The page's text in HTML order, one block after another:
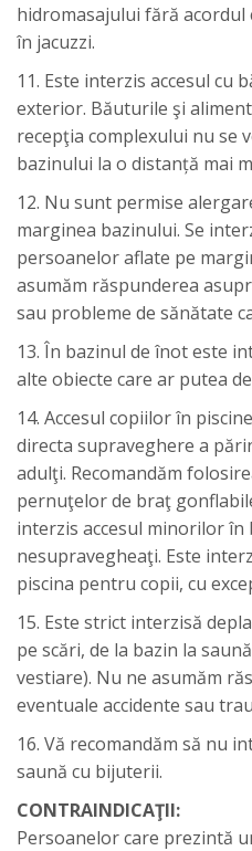
hidromasajului fără
în jacuzzi.
11. Este interzis accesul cu
exterior. Băuturile şi
recepţia complexului nu se
bazinului la o distanță mai
12. Nu sunt permise
marginea bazinului. Se
persoanelor aflate pe
asumăm răspunderea
sau probleme de sănătate
13. În bazinul de înot este
alte obiecte care ar putea
14. Accesul copiilor în
directa supraveghere a
adulţi. Recomandăm
pernuţelor de braţ
interzis accesul minorilor
nesupravegheaţi. Este
piscina pentru copii, cu
15. Este strict interzisă
pe scări, de la bazin la
vestiare). Nu ne asumăm
eventuale accidente sau
16. Vă recomandăm să nu
saună cu bijuterii.
CONTRAINDICAŢII:
Persoanelor care prezintă